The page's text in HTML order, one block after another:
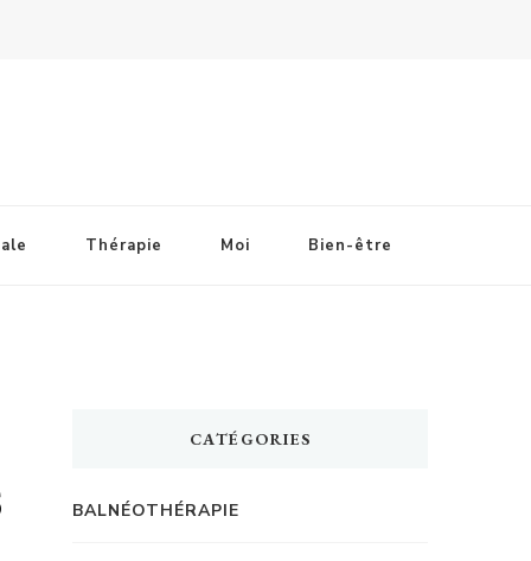
Thérapie Moi Bien-être
CATÉGORIES
BALNÉOTHÉRAPIE